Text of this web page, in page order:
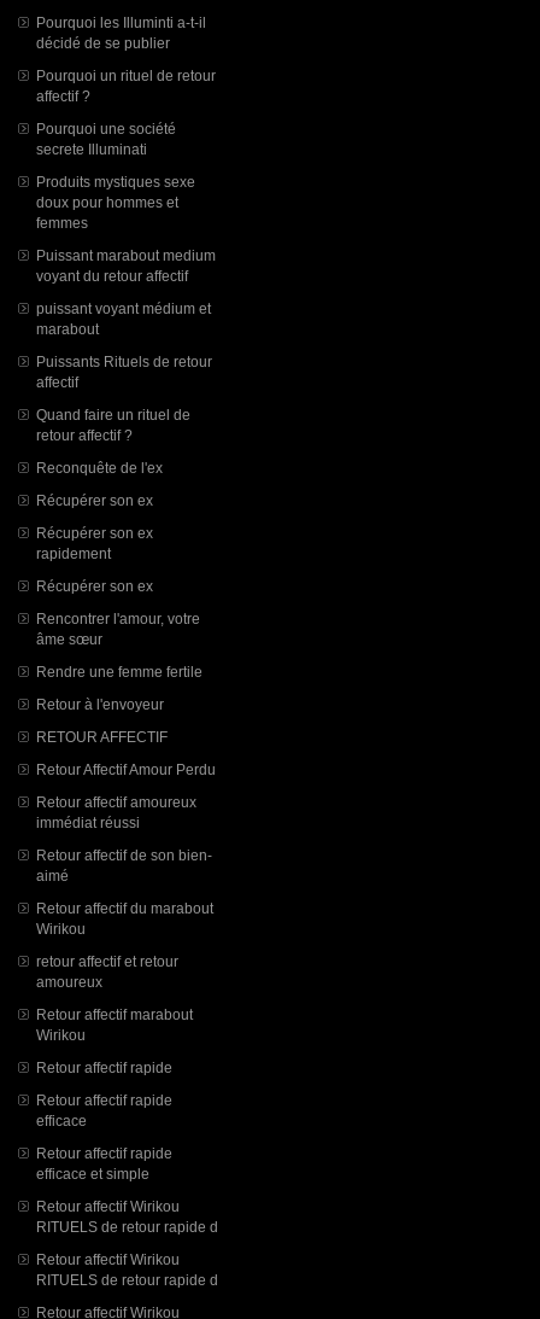
Pourquoi les Illuminti a-t-il
décidé de se publier
Pourquoi un rituel de retour
affectif ?
Pourquoi une société
secrete Illuminati
Produits mystiques sexe
doux pour hommes et
femmes
Puissant marabout medium
voyant du retour affectif
puissant voyant médium et
marabout
Puissants Rituels de retour
affectif
Quand faire un rituel de
retour affectif ?
Reconquête de l'ex
Récupérer son ex
Récupérer son ex
rapidement
Récupérer son ex
Rencontrer l'amour, votre
âme sœur
Rendre une femme fertile
Retour à l'envoyeur
RETOUR AFFECTIF
Retour Affectif Amour Perdu
Retour affectif amoureux
immédiat réussi
Retour affectif de son bien-
aimé
Retour affectif du marabout
Wirikou
retour affectif et retour
amoureux
Retour affectif marabout
Wirikou
Retour affectif rapide
Retour affectif rapide
efficace
Retour affectif rapide
efficace et simple
Retour affectif Wirikou
RITUELS de retour rapide d
Retour affectif Wirikou
RITUELS de retour rapide d
Retour affectif Wirikou